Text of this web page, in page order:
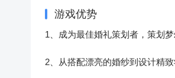
游戏优势
1、成为最佳婚礼策划者，策划梦
2、从搭配漂亮的婚纱到设计精